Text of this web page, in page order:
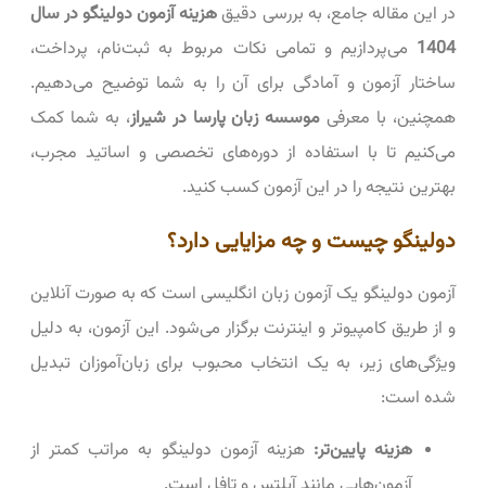
در این مقاله جامع، به بررسی دقیقهزینه آزمون دولینگو در سال
1404 می‌پردازیم و تمامی نکات مربوط به ثبت‌نام، پرداخت،
ساختار آزمون و آمادگی برای آن را به شما توضیح می‌دهیم.
همچنین، با معرفی موسسه زبان پارسا در شیراز، به شما کمک
می‌کنیم تا با استفاده از دوره‌های تخصصی و اساتید مجرب،
بهترین نتیجه را در این آزمون کسب کنید.
دولینگو چیست و چه مزایایی دارد؟
آزمون دولینگو یک آزمون زبان انگلیسی است که به صورت آنلاین
و از طریق کامپیوتر و اینترنت برگزار می‌شود. این آزمون، به دلیل
ویژگی‌های زیر، به یک انتخاب محبوب برای زبان‌آموزان تبدیل
شده است:
هزینه پایین‌تر: هزینه آزمون دولینگو به مراتب کمتر از